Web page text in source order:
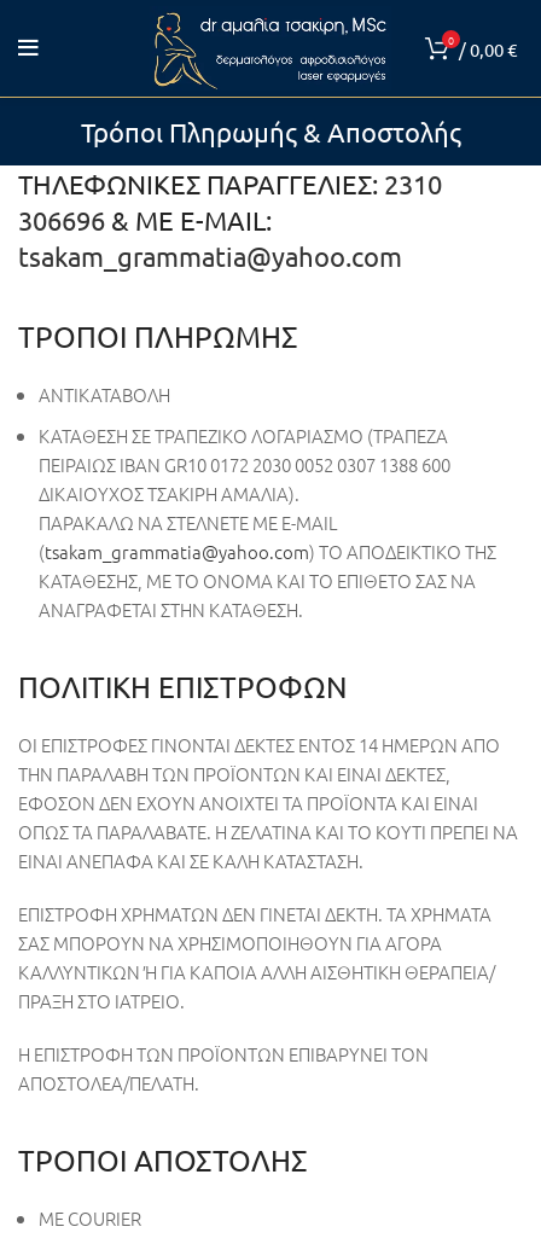
0 /0,00€
Τρόποι Πληρωμής & Αποστολής
ΤΗΛΕΦΩΝΙΚΕΣ ΠΑΡΑΓΓΕΛΙΕΣ: 2310
306696 & ΜΕ E-MAIL:
tsakam_grammatia@yahoo.com
ΤΡΟΠΟΙ ΠΛΗΡΩΜΗΣ
ΑΝΤΙΚΑΤΑΒΟΛΗ
ΚΑΤΑΘΕΣΗ ΣΕ ΤΡΑΠΕΖΙΚΟ ΛΟΓΑΡΙΑΣΜΟ (ΤΡΑΠΕΖΑ
ΠΕΙΡΑΙΩΣ ΙΒΑΝ GR10 0172 2030 0052 0307 1388 600
ΔΙΚΑΙΟΥΧΟΣ ΤΣΑΚΙΡΗ ΑΜΑΛΙΑ).
ΠΑΡΑΚΑΛΩ ΝΑ ΣΤΕΛΝΕΤΕ ΜΕ E-MAIL
(tsakam_grammatia@yahoo.com) ΤΟ ΑΠΟΔΕΙΚΤΙΚΟ ΤΗΣ
ΚΑΤΑΘΕΣΗΣ, ΜΕ ΤΟ ΟΝΟΜΑ ΚΑΙ ΤΟ ΕΠΙΘΕΤΟ ΣΑΣ ΝΑ
ΑΝΑΓΡΑΦΕΤΑΙ ΣΤΗΝ ΚΑΤΑΘΕΣΗ.
ΠΟΛΙΤΙΚΗ ΕΠΙΣΤΡΟΦΩΝ
ΟΙ ΕΠΙΣΤΡΟΦΕΣ ΓΙΝΟΝΤΑΙ ΔΕΚΤΕΣ ΕΝΤΟΣ 14 ΗΜΕΡΩΝ ΑΠΟ
ΤΗΝ ΠΑΡΑΛΑΒΗ ΤΩΝ ΠΡΟΪΟΝΤΩΝ ΚΑΙ ΕΙΝΑΙ ΔΕΚΤΕΣ,
ΕΦΟΣΟΝ ΔΕΝ ΕΧΟΥΝ ΑΝΟΙΧΤΕΙ ΤΑ ΠΡΟΪΟΝΤΑ ΚΑΙ ΕΙΝΑΙ
ΟΠΩΣ ΤΑ ΠΑΡΑΛΑΒΑΤΕ. Η ΖΕΛΑΤΙΝΑ ΚΑΙ ΤΟ ΚΟΥΤΙ ΠΡΕΠΕΙ ΝΑ
ΕΙΝΑΙ ΑΝΕΠΑΦΑ ΚΑΙ ΣΕ ΚΑΛΗ ΚΑΤΑΣΤΑΣΗ.
ΕΠΙΣΤΡΟΦΗ ΧΡΗΜΑΤΩΝ ΔΕΝ ΓΙΝΕΤΑΙ ΔΕΚΤΗ. ΤΑ ΧΡΗΜΑΤΑ
ΣΑΣ ΜΠΟΡΟΥΝ ΝΑ ΧΡΗΣΙΜΟΠΟΙΗΘΟΥΝ ΓΙΑ ΑΓΟΡΑ
ΚΑΛΛΥΝΤΙΚΩΝ Ή ΓΙΑ ΚΑΠΟΙΑ ΑΛΛΗ ΑΙΣΘΗΤΙΚΗ ΘΕΡΑΠΕΙΑ/
ΠΡΑΞΗ ΣΤΟ ΙΑΤΡΕΙΟ.
Η ΕΠΙΣΤΡΟΦΗ ΤΩΝ ΠΡΟΪΟΝΤΩΝ ΕΠΙΒΑΡΥΝΕΙ ΤΟΝ
ΑΠΟΣΤΟΛΕΑ/ΠΕΛΑΤΗ.
ΤΡΟΠΟΙ ΑΠΟΣΤΟΛΗΣ
ΜΕ COURIER